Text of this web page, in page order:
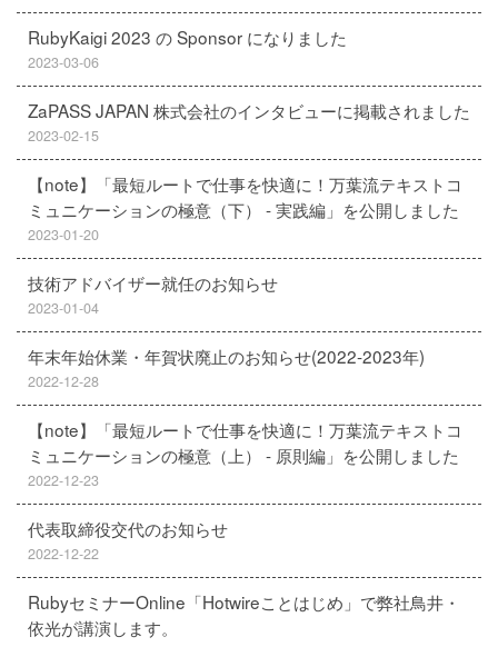
RubyKaigi 2023 の Sponsor になりました
2023-03-06
ZaPASS JAPAN 株式会社のインタビューに掲載されました
2023-02-15
【note】「最短ルートで仕事を快適に！万葉流テキストコ
ミュニケーションの極意（下） - 実践編」を公開しました
2023-01-20
技術アドバイザー就任のお知らせ
2023-01-04
年末年始休業・年賀状廃止のお知らせ(2022-2023年)
2022-12-28
【note】「最短ルートで仕事を快適に！万葉流テキストコ
ミュニケーションの極意（上） - 原則編」を公開しました
2022-12-23
代表取締役交代のお知らせ
2022-12-22
RubyセミナーOnline「Hotwireことはじめ」で弊社鳥井・
依光が講演します。